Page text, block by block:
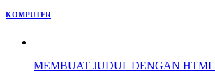
KOMPUTER
MEMBUAT JUDUL DENGAN HTML